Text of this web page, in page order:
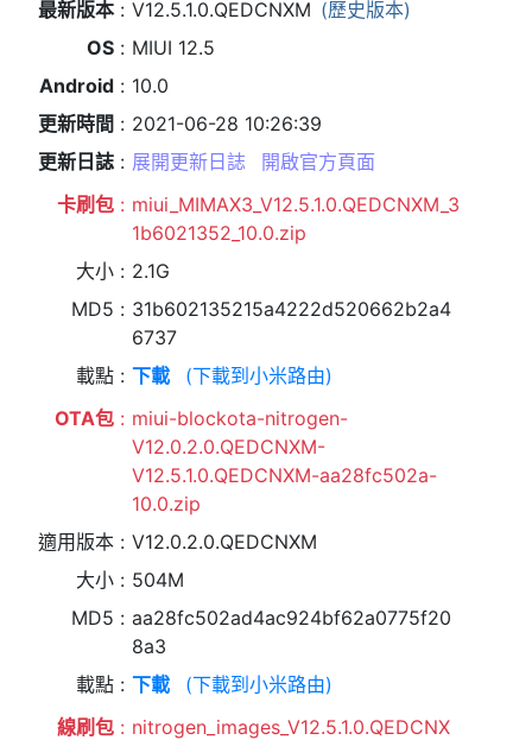
最新版本 V12.5.1.0.QEDCNXM (歷史版本)
OS
MIUI 12.5
Android
10.0
更新時間
2021-06-28 10:26:39
更新日誌
展開更新日誌
開啟官方頁面
卡刷包
miui_MIMAX3_V12.5.1.0.QEDCNXM_3
1b6021352_10.0.zip
大小
2.1G
MD5
31b602135215a4222d520662b2a4
6737
載點
下載
(下載到小米路由)
OTA包
miui-blockota-nitrogen-
V12.0.2.0.QEDCNXM-
V12.5.1.0.QEDCNXM-aa28fc502a-
10.0.zip
適用版本
V12.0.2.0.QEDCNXM
大小
504M
MD5
aa28fc502ad4ac924bf62a0775f20
8a3
載點
下載
(下載到小米路由)
線刷包
nitrogen_images_V12.5.1.0.QEDCNX